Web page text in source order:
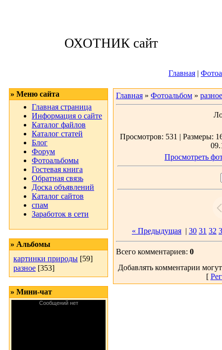
ОХОТНИК сайт
Главная |
» Меню сайта
Главная страница
Информация о сайте
Каталог файлов
Каталог статей
Блог
Форум
Фотоальбомы
Гостевая книга
Обратная связь
Доска объявлений
Каталог сайтов
спам
Заработок в сети
» Альбомы
картинки природы [59]
разное [353]
» Мини-чат
Главная » Фотоальбом » разное
Просмотров: 531 | Размеры:
Просмотреть
« Предыдущая | 30 31 32
Всего комментариев: 0
Добавлять комментарии
[